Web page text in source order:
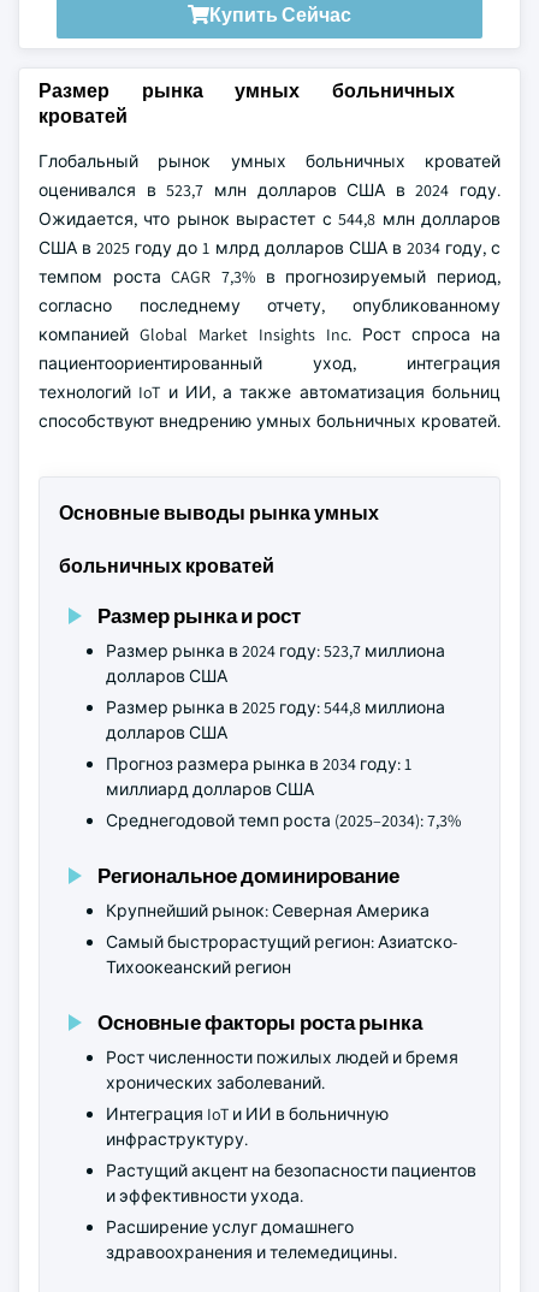
Купить Сейчас
Размер рынка умных больничных
кроватей
Глобальный рынок умных больничных кроватей
оценивался в 523,7 млн долларов США в 2024 году.
Ожидается, что рынок вырастет с 544,8 млн долларов
США в 2025 году до 1 млрд долларов США в 2034 году, с
темпом роста CAGR 7,3% в прогнозируемый период,
согласно последнему отчету, опубликованному
компанией Global Market Insights Inc. Рост спроса на
пациентоориентированный уход, интеграция
технологий IoT и ИИ, а также автоматизация больниц
способствуют внедрению умных больничных кроватей.
Основные выводы рынка умных
больничных кроватей
Размер рынка и рост
Размер рынка в 2024 году: 523,7 миллиона
долларов США
Размер рынка в 2025 году: 544,8 миллиона
долларов США
Прогноз размера рынка в 2034 году: 1
миллиард долларов США
Среднегодовой темп роста (2025–2034): 7,3%
Региональное доминирование
Крупнейший рынок: Северная Америка
Самый быстрорастущий регион: Азиатско-
Тихоокеанский регион
Основные факторы роста рынка
Рост численности пожилых людей и бремя
хронических заболеваний.
Интеграция IoT и ИИ в больничную
инфраструктуру.
Растущий акцент на безопасности пациентов
и эффективности ухода.
Расширение услуг домашнего
здравоохранения и телемедицины.